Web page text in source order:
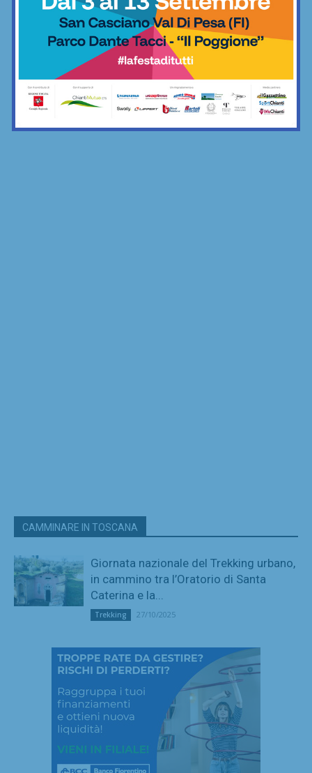
Calcetto
Freschello
Champions Cup Amatori, vincono i
montespertolesi di Cantera ai rigori
CAMMINARE IN TOSCANA
Giornata nazionale del Trekking urbano,
in cammino tra l’Oratorio di Santa
Caterina e la...
Trekking 27/10/2025